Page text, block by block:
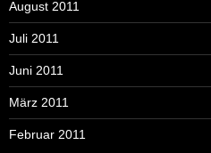
August 2011
Juli 2011
Juni 2011
März 2011
Februar 2011